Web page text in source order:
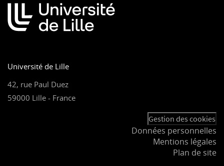
Université de Lille
42, rue Paul Duez
59000 Lille - France
Gestion des cookies
Données personnelles
Mentions légales
Plan de site